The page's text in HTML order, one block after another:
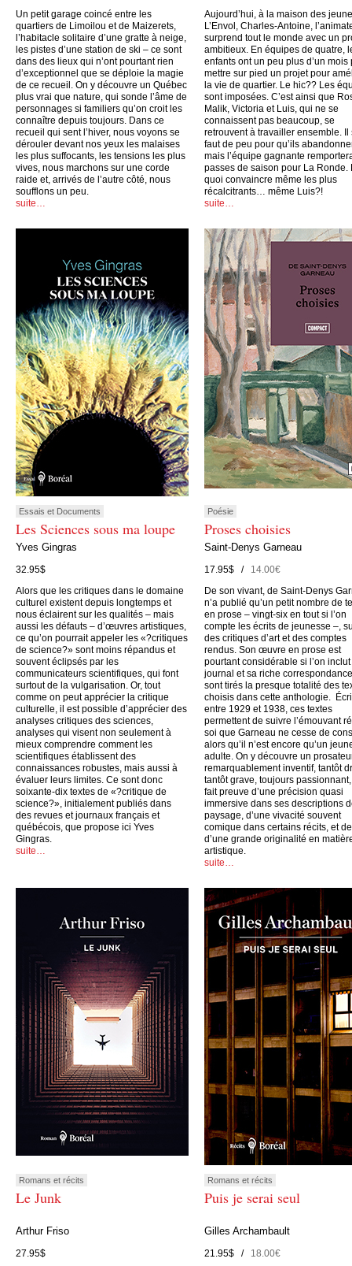
Un petit garage coincé entre les
quartiers de Limoilou et de Maizerets,
l’habitacle solitaire d’une gratte à neige,
les pistes d’une station de ski – ce sont
dans des lieux qui n’ont pourtant rien
d’exceptionnel que se déploie la magie
de ce recueil. On y découvre un Québec
plus vrai que nature, qui sonde l’âme de
personnages si familiers qu’on croit les
connaître depuis toujours. Dans ce
recueil qui sent l’hiver, nous voyons se
dérouler devant nos yeux les malaises
les plus suffocants, les tensions les plus
vives, nous marchons sur une corde
raide et, arrivés de l’autre côté, nous
soufflons un peu.
suite…
Aujourd’hui, à la maison des
L’Envol, Charles-Antoine,
surprend tout le monde avec un
ambitieux. En équipes de quatre,
enfants ont un peu plus d’un mois
mettre sur pied un projet pour
la vie de quartier. Le hic?? Les
sont imposées. C’est ainsi que
Malik, Victoria et Luis, qui ne se
connaissent pas beaucoup, se
retrouvent à travailler ensemble. Il
faut de peu pour qu’ils
mais l’équipe gagnante
passes de saison pour La Ronde.
quoi convaincre même les plus
récalcitrants… même Luis?!
suite…
Essais et Documents
Les Sciences sous ma loupe
Yves Gingras
32.95$
Alors que les critiques dans le domaine
culturel existent depuis longtemps et
nous éclairent sur les qualités – mais
aussi les défauts – d’œuvres artistiques,
ce qu’on pourrait appeler les «?critiques
de science?» sont moins répandus et
souvent éclipsés par les
communicateurs scientifiques, qui font
surtout de la vulgarisation. Or, tout
comme on peut apprécier la critique
culturelle, il est possible d’apprécier des
analyses critiques des sciences,
analyses qui visent non seulement à
mieux comprendre comment les
scientifiques établissent des
connaissances robustes, mais aussi à
évaluer leurs limites. Ce sont donc
soixante-dix textes de «?critique de
science?», initialement publiés dans
des revues et journaux français et
québécois, que propose ici Yves
Gingras.
suite…
Poésie
Proses choisies
Saint-Denys Garneau
17.95$ /14.00€
De son vivant, de Saint-Denys
n’a publié qu’un petit nombre de
en prose – vingt-six en tout si l’on
compte les écrits de jeunesse –,
des critiques d’art et des comptes
rendus. Son œuvre en prose est
pourtant considérable si l’on
journal et sa riche
sont tirés la presque totalité des
choisis dans cette anthologie.
entre 1929 et 1938, ces textes
permettent de suivre l’émouvant
soi que Garneau ne cesse de
alors qu’il n’est encore qu’un
adulte. On y découvre un
remarquablement inventif, tantôt
tantôt grave, toujours
fait preuve d’une précision quasi
immersive dans ses descriptions
paysage, d’une vivacité souvent
comique dans certains récits, et
d’une grande originalité en
artistique.
suite…
Romans et récits
Le Junk
Arthur Friso
27.95$
Romans et récits
Puis je serai seul
Gilles Archambault
21.95$ /18.00€